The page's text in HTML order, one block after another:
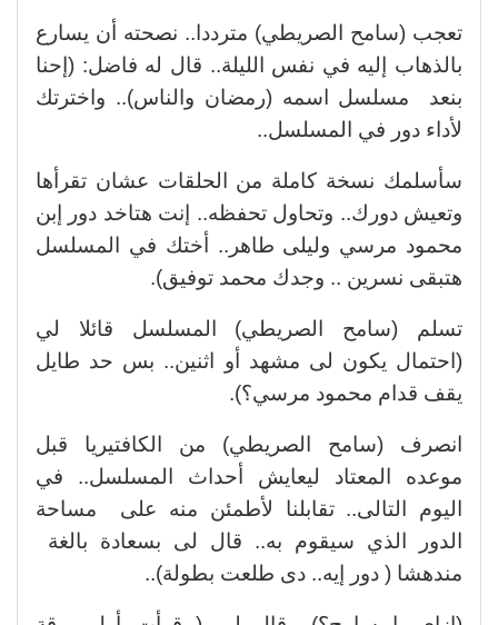
تعجب (سامح الصريطي) مترددا.. نصحته أن يسارع
بالذهاب إليه في نفس الليلة.. قال له فاضل: (إحنا
بنعد مسلسل اسمه (رمضان والناس).. واخترتك
لأداء دور في المسلسل..
سأسلمك نسخة كاملة من الحلقات عشان تقرأها
وتعيش دورك.. وتحاول تحفظه.. إنت هتاخد دور إبن
محمود مرسي وليلى طاهر.. أختك في المسلسل
هتبقى نسرين .. وجدك محمد توفيق).
تسلم (سامح الصريطي) المسلسل قائلا لي
(احتمال يكون لى مشهد أو اثنين.. بس حد طايل
يقف قدام محمود مرسي؟).
انصرف (سامح الصريطي) من الكافتيريا قبل
موعده المعتاد ليعايش أحداث المسلسل.. في
اليوم التالى.. تقابلنا لأطمئن منه على مساحة
الدور الذي سيقوم به.. قال لى بسعادة بالغة
مندهشا ( دور إيه.. دى طلعت بطولة)..